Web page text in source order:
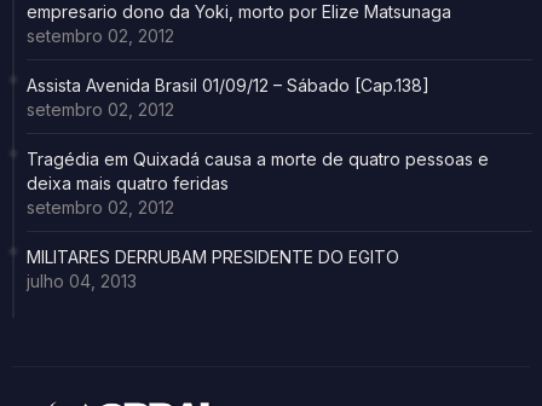
empresario dono da Yoki, morto por Elize Matsunaga
setembro 02, 2012
Assista Avenida Brasil 01/09/12 – Sábado [Cap.138]
setembro 02, 2012
Tragédia em Quixadá causa a morte de quatro pessoas e
deixa mais quatro feridas
setembro 02, 2012
MILITARES DERRUBAM PRESIDENTE DO EGITO
julho 04, 2013